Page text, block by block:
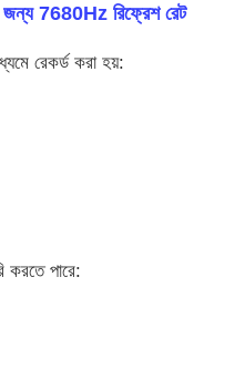
জন্য 7680Hz রিফ্রেশ রেট
রেকর্ড করা হয়:
করতে পারে: